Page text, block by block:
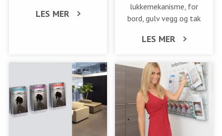
LES MER
lukkemekanisme, for
bord, gulv vegg og tak
LES MER